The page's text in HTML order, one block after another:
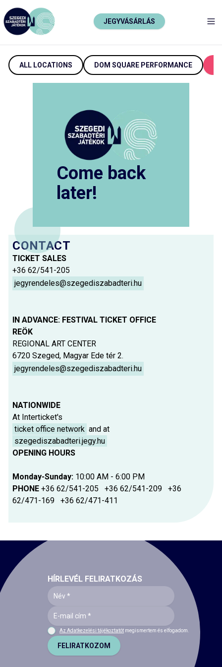
JEGYVÁSÁRLÁS
ALL LOCATIONS DOM SQUARE PERFORMANCE
Come back
later!
CONTACT
TICKET SALES
+36 62/541-205
jegyrendeles@szegediszabadteri.hu
IN ADVANCE: FESTIVAL TICKET OFFICE
REÖK
REGIONAL ART CENTER
6720 Szeged, Magyar Ede tér 2.
jegyrendeles@szegediszabadteri.hu
NATIONWIDE
At Interticket's
ticket office network and at
szegediszabadteri.jegy.hu
OPENING HOURS
Monday-Sunday: 10:00 AM - 6:00 PM
PHONE +36 62/541-205 +36 62/541-209 +36
62/471-169 +36 62/471-411
HÍRLEVÉL FELIRATKOZÁS
Az Adatkezelési tájékoztatót megismertem és elfogadom.
FELIRATKOZOM